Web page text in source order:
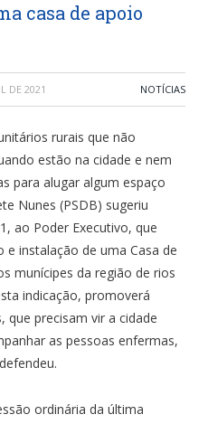
casa de apoio
DE 2021 NOTÍCIAS
rurais que não
estão na cidade e nem
para alugar algum espaço
Nunes (PSDB) sugeriu
ao Poder Executivo, que
e instalação de uma Casa de
munícipes da região de rios
indicação, promoverá
que precisam vir a cidade
as pessoas enfermas,
ordinária da última